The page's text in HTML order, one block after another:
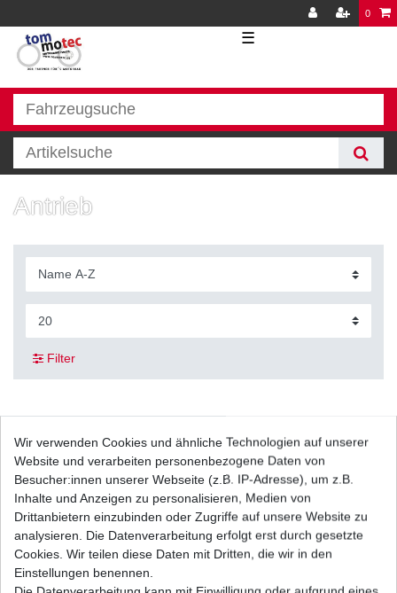
0
☰
Antrieb
Filter
DID Kettensatz Ducati 900 SS 906SC V1 1990-
2002 15/39 520 VX verst B&S
UVP 132,38 € 105,06 € *
| 105,06 € / Satz
inkl. ges. MwSt. Versandkosten
DID Kettensatz Ducati 900 SS 906SC2 V100
Wir verwenden Cookies und ähnliche Technologien auf unserer
Website und verarbeiten personenbezogene Daten von
Besucher:innen unserer Webseite (z.B. IP-Adresse), um z.B.
Inhalte und Anzeigen zu personalisieren, Medien von
Drittanbietern einzubinden oder Zugriffe auf unsere Website zu
analysieren. Die Datenverarbeitung erfolgt erst durch gesetzte
Cookies. Wir teilen diese Daten mit Dritten, die wir in den
Einstellungen benennen.